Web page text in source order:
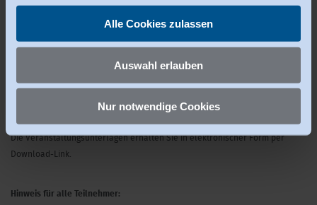
Alle Cookies zulassen
Auswahl erlauben
Nur notwendige Cookies
20 Personen
Gebühren:
Umsatzsteuerfrei gemäß § 4 Nr. 22 UstG
Unterlagen:
Die Veranstaltungsunterlagen erhalten Sie in elektronischer Form per
Download-Link.
Hinweis für alle Teilnehmer: